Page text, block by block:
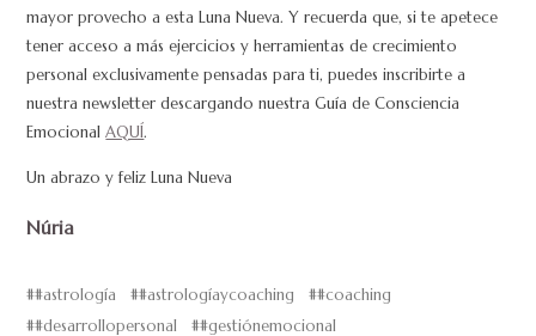
mayor provecho a esta Luna Nueva. Y recuerda que, si te apetece
tener acceso a más ejercicios y herramientas de crecimiento
personal exclusivamente pensadas para ti, puedes inscribirte a
nuestra newsletter descargando nuestra Guía de Consciencia
EmocionalAQUÍ.
Un abrazo y feliz Luna Nueva
Núria
#astrología #astrologíaycoaching
#coaching
#desarrollopersonal
#gestiónemocional